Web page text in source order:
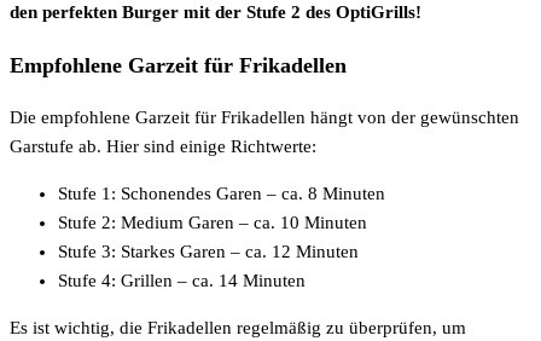
den perfekten Burger mit der Stufe 2 des OptiGrills!
Empfohlene Garzeit für Frikadellen
Die empfohlene Garzeit für Frikadellen hängt von der gewünschten
Garstufe ab. Hier sind einige Richtwerte:
Stufe 1: Schonendes Garen – ca. 8 Minuten
Stufe 2: Medium Garen – ca. 10 Minuten
Stufe 3: Starkes Garen – ca. 12 Minuten
Stufe 4: Grillen – ca. 14 Minuten
Es ist wichtig, die Frikadellen regelmäßig zu überprüfen, um